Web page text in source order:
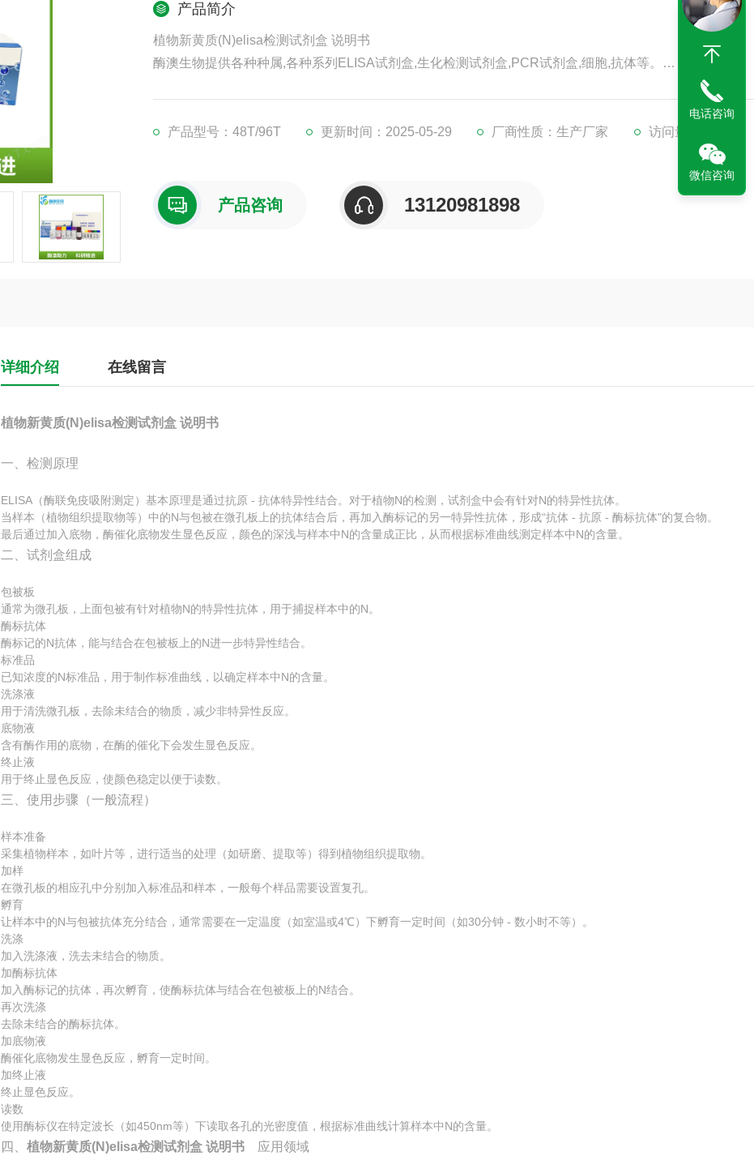
产品简介
植物新黄质(N)elisa检测试剂盒 说明书
酶澳生物提供各种种属,各种系列ELISA试剂盒,生化检测试剂盒,PCR试剂盒,细胞,抗体等。
产品型号：48T/96T
更新时间：2025-05-29 厂商性质：生产厂家 访问量：200
产品咨询 13120981898
详细介绍 在线留言
植物新黄质(N)elisa检测试剂盒 说明书
一、检测原理
ELISA（酶联免疫吸附测定）基本原理是通过抗原 - 抗体特异性结合。对于植物N的检测，试剂盒中会有针对N的特异性抗体。
当样本（植物组织提取物等）中的N与包被在微孔板上的抗体结合后，再加入酶标记的另一特异性抗体，形成“抗体 - 抗原 - 酶标抗体"的复合物。
最后通过加入底物，酶催化底物发生显色反应，颜色的深浅与样本中N的含量成正比，从而根据标准曲线测定样本中N的含量。
二、试剂盒组成
包被板
通常为微孔板，上面包被有针对植物N的特异性抗体，用于捕捉样本中的N。
酶标抗体
酶标记的N抗体，能与结合在包被板上的N进一步特异性结合。
标准品
已知浓度的N标准品，用于制作标准曲线，以确定样本中N的含量。
洗涤液
用于清洗微孔板，去除未结合的物质，减少非特异性反应。
底物液
含有酶作用的底物，在酶的催化下会发生显色反应。
终止液
用于终止显色反应，使颜色稳定以便于读数。
三、使用步骤（一般流程）
样本准备
采集植物样本，如叶片等，进行适当的处理（如研磨、提取等）得到植物组织提取物。
加样
在微孔板的相应孔中分别加入标准品和样本，一般每个样品需要设置复孔。
孵育
让样本中的N与包被抗体充分结合，通常需要在一定温度（如室温或4℃）下孵育一定时间（如30分钟 - 数小时不等）。
洗涤
加入洗涤液，洗去未结合的物质。
加酶标抗体
加入酶标记的抗体，再次孵育，使酶标抗体与结合在包被板上的N结合。
再次洗涤
去除未结合的酶标抗体。
加底物液
酶催化底物发生显色反应，孵育一定时间。
加终止液
终止显色反应。
读数
使用酶标仪在特定波长（如450nm等）下读取各孔的光密度值，根据标准曲线计算样本中N的含量。
四、 植物新黄质(N)elisa检测试剂盒 说明书 应用领域
电话咨询
微信咨询